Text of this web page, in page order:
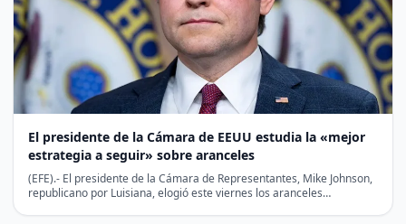
El presidente de la Cámara de EEUU estudia la «mejor
estrategia a seguir» sobre aranceles
(EFE).- El presidente de la Cámara de Representantes, Mike Johnson,
republicano por Luisiana, elogió este viernes los aranceles…